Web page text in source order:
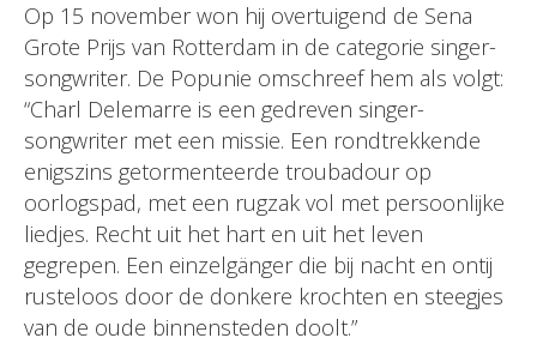
Op 15 november won hij overtuigend de Sena
Grote Prijs van Rotterdam in de categorie singer-
songwriter. De Popunie omschreef hem als volgt:
“Charl Delemarre is een gedreven singer-
songwriter met een missie. Een rondtrekkende
enigszins getormenteerde troubadour op
oorlogspad, met een rugzak vol met persoonlijke
liedjes. Recht uit het hart en uit het leven
gegrepen. Een einzelgänger die bij nacht en ontij
rusteloos door de donkere krochten en steegjes
van de oude binnensteden doolt.”